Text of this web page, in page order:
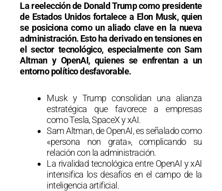
La reelección de Donald Trump como presidente
de Estados Unidos fortalece a Elon Musk, quien
se posiciona como un aliado clave en la nueva
administración. Esto ha derivado en tensiones en
el sector tecnológico, especialmente con Sam
Altman y OpenAI, quienes se enfrentan a un
entorno político desfavorable.
Musk y Trump consolidan una alianza
estratégica que favorece a empresas
como Tesla, SpaceX y xAI.
Sam Altman, de OpenAI, es señalado como
«persona non grata», complicando su
relación con la administración.
La rivalidad tecnológica entre OpenAI y xAI
intensifica los desafíos en el campo de la
inteligencia artificial.